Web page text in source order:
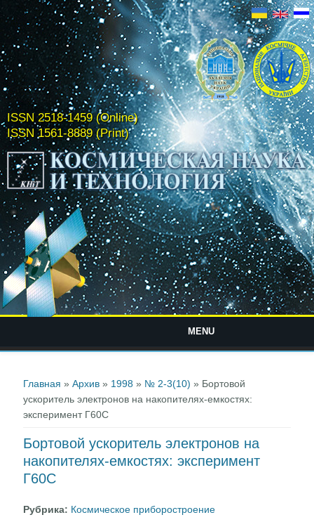
ISSN 2518-1459 (Online)
ISSN 1561-8889 (Print)
MENU
Главная »Архив » 1998 » № 2-3(10) » Бортовой
ускоритель электронов на накопителях-емкостях:
эксперимент Г60С
Бортовой ускоритель электронов на
накопителях-емкостях: эксперимент
Г60С
Рубрика: Космическое приборостроение